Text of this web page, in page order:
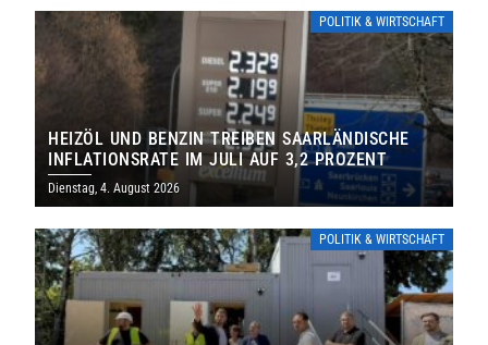
POLITIK & WIRTSCHAFT
HEIZÖL UND BENZIN TREIBEN SAARLÄNDISCHE
INFLATIONSRATE IM JULI AUF 3,2 PROZENT
Dienstag, 4. August 2026
POLITIK & WIRTSCHAFT